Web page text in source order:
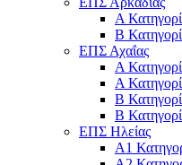
Α
Β
ΕΠΣ Αχαΐας
Α
Α
Β
Β
ΕΠΣ Ηλείας
Α1